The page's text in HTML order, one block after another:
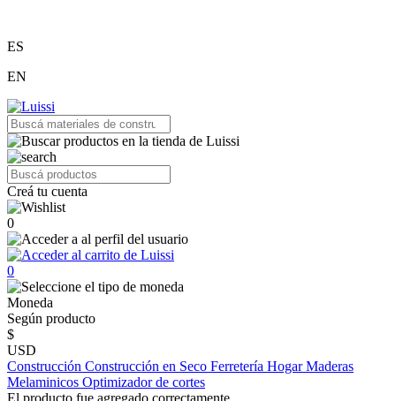
ES
EN
Creá tu cuenta
0
0
Moneda
Según producto
$
USD
Construcción Construcción en Seco Ferretería HogarMaderas
Melaminicos Optimizador de cortes
El producto fue agregado correctamente